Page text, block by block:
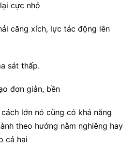
cực nhỏ
căng xích, lực tác động lên
sát thấp.
đơn giản, bền
lớn nó cũng có khả năng
theo hướng nằm nghiêng hay
cả hai